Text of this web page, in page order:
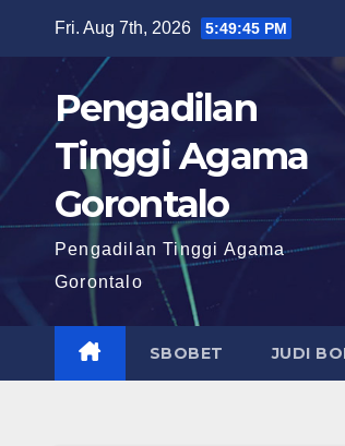
Fri. Aug 7th, 2026 5:49:47 PM
Pengadilan
Tinggi Agama
Gorontalo
Pengadilan Tinggi Agama
Gorontalo
SBOBET JUDI